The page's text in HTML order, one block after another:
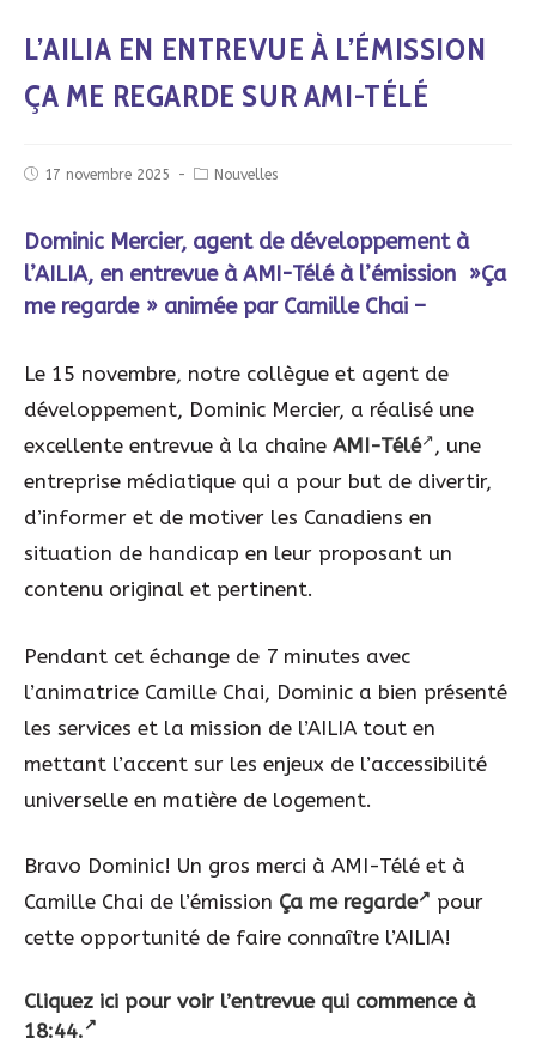
L’AILIA EN ENTREVUE À L’ÉMISSION
ÇA ME REGARDE SUR AMI-TÉLÉ
17 novembre 2025 Nouvelles
Dominic Mercier, agent de développement à
l’AILIA, en entrevue à AMI-Télé à l’émission »Ça
me regarde » animée par Camille Chai –
Le 15 novembre, notre collègue et agent de
développement, Dominic Mercier, a réalisé une
excellente entrevue à la chaine AMI-Télé
, une
entreprise médiatique qui a pour but de divertir,
d’informer et de motiver les Canadiens en
situation de handicap en leur proposant un
contenu original et pertinent.
Pendant cet échange de 7 minutes avec
l’animatrice Camille Chai, Dominic a bien présenté
les services et la mission de l’AILIA tout en
mettant l’accent sur les enjeux de l’accessibilité
universelle en matière de logement.
Bravo Dominic! Un gros merci à AMI-Télé et à
Camille Chai de l’émission Ça me regarde
pour
cette opportunité de faire connaître l’AILIA!
Cliquez ici pour voir l’entrevue qui commence à
18:44.